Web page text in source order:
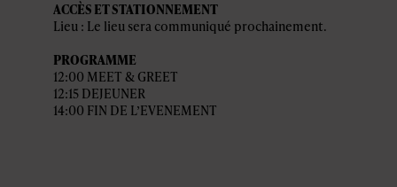
ACCÈS ET STATIONNEMENT
Lieu : Le lieu sera communiqué prochainement.
PROGRAMME
12:00 MEET & GREET
12:15 DEJEUNER
14:00 FIN DE L’EVENEMENT